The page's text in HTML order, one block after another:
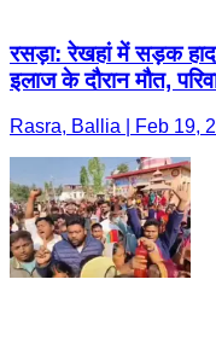
रसड़ा: रेखहां में सड़क
इलाज के दौरान मौत,
Rasra, Ballia | Feb 19,